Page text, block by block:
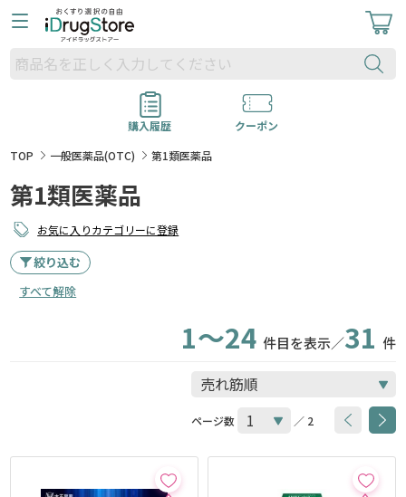
購入履歴
クーポン
TOP
一般医薬品(OTC) 第1類医薬品
第1類医薬品
お気に入りカテゴリーに登録
絞り込む
すべて解除
1～24 件目を表示／31 件
ページ数 ／ 2